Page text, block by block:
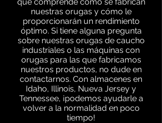
nuestras orugas y cómo le
proporcionarán un rendimiento
óptimo. Si tiene alguna pregunta
sobre nuestras orugas de caucho
industriales o las máquinas con
orugas para las que fabricamos
nuestros productos, no dude en
contactarnos. Con almacenes en
Idaho, Illinois, Nueva Jersey y
Tennessee, ¡podemos ayudarle a
volver a la normalidad en poco
tiempo!